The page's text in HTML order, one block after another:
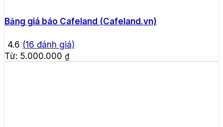
Bảng giá báo Cafeland (Cafeland.vn)
4.6 (16 đánh giá)
Từ: 5.000.000 ₫